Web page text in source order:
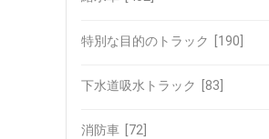
特別な目的のトラック [190]
下水道吸水トラック [83]
消防車 [72]